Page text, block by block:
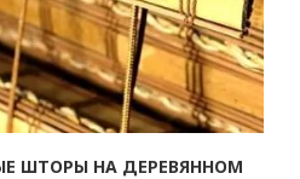
ШТОРЫ НА ДЕРЕВЯННОМ